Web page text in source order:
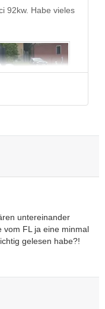
92kw. Habe vieles
untereinander
vom FL ja eine minmal
gelesen habe?!